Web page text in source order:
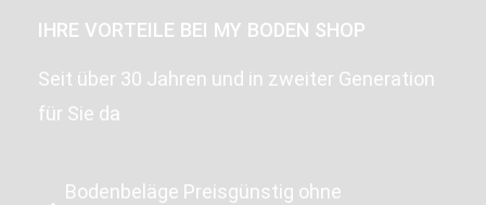
IHRE VORTEILE BEI MY BODEN SHOP
Seit über 30 Jahren und in zweiter Generation
für Sie da
Bodenbeläge Preisgünstig ohne